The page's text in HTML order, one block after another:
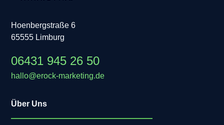
Hoenbergstraße 6
65555 Limburg
06431 945 26 50
hallo@erock-marketing.de
Über Uns